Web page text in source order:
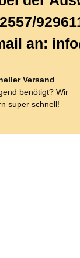
an:
Versand
benötigt? Wir
super schnell!